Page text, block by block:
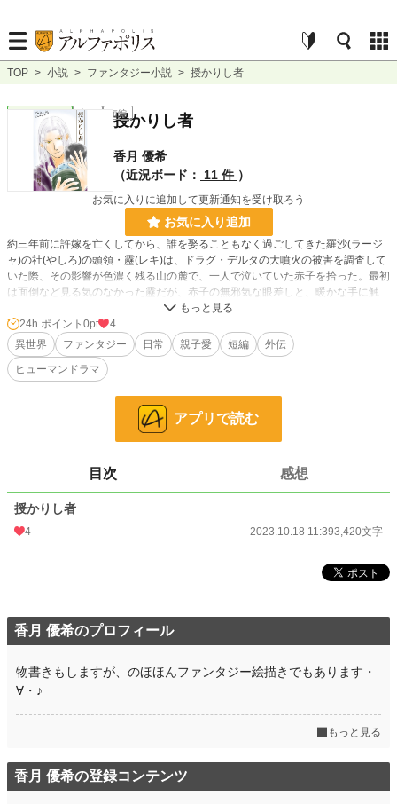
TOP > 小説 > ファンタジー小説 > 授かりし者
ファンタジー 完結 短編
授かりし者
香月 優希
（近況ボード：
11 件 ）
お気に入りに追加して更新通知を受け取ろう
お気に入り追加
約三年前に許嫁を亡くしてから、誰を娶ることもなく過ごしてきた羅沙(ラージ
ャ)の社(やしろ)の頭領・靂(レキ)は、ドラグ・デルタの大噴火の被害を調査して
いた際、その影響が色濃く残る山の麓で、一人で泣いていた赤子を拾った。最初
は面倒など見る気のなかった靂だが、赤子の無邪気な眼差しと、暖かな手に触
れ、冷えていた靂の心は次第に溶けはじめる。
長編小説『風は遠き地に』( https://www.alphapolis.co.jp/novel/683245843/2767
7384 )へと続く、小さな命の新たな始まりの物語。
＜この作品は、小説家になろう、カクヨム、pixivでも掲載しています＞
228,725 位 / 228,725 件
53,293 位 / 53,293 件
24h.ポイント
文字数
初回完結日時 2023.10.18 11:39
月間ポイント
24h.ポイント 0pt
4
異世界
ファンタジー 日常 親子愛 短編
外伝
ヒューマンドラマ
アプリで読む
目次 感想
授かりし者
4 2023.10.18 11:393,420文字
香月 優希のプロフィール
物書きもしますが、のほほんファンタジー絵描きでもあります・
∀・♪
もっと見る
香月 優希の登録コンテンツ